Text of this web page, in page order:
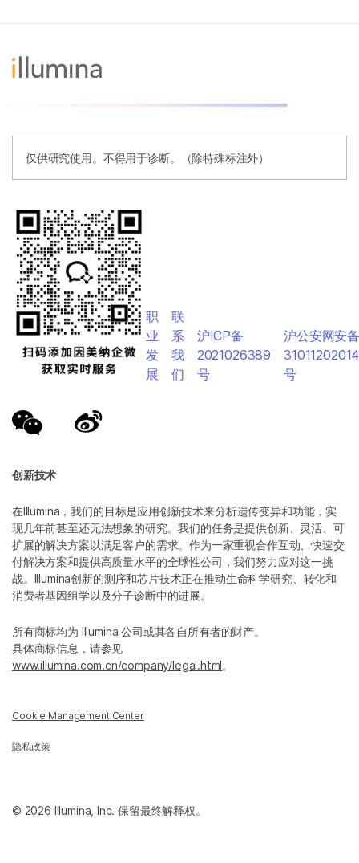
仅供研究使用。不得用于诊断。（除特殊标注外）
创新技术
在Illumina，我们的目标是应用创新技术来分析遗传变异和功能，实
现几年前甚至还无法想象的研究。我们的任务是提供创新、灵活、可
扩展的解决方案以满足客户的需求。作为一家重视合作互动、快速交
付解决方案和提供高质量水平的全球性公司，我们努力应对这一挑
战。Illumina创新的测序和芯片技术正在推动生命科学研究、转化和
消费者基因组学以及分子诊断中的进展。
所有商标均为 Illumina 公司或其各自所有者的财产。
具体商标信息，请参见
www.illumina.com.cn/company/legal.html。
Cookie Management Center
隐私政策
职
业
发
展
联
系
我
们
沪ICP备
2021026389
号
沪公安网安
号
© 2026 Illumina, Inc. 保留最终解释权。